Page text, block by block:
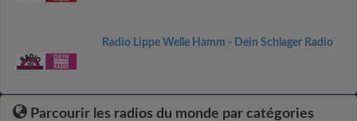
Radio Lippe Welle Hamm - Dein Schlager Radio
Parcourir les radios du monde par catégories